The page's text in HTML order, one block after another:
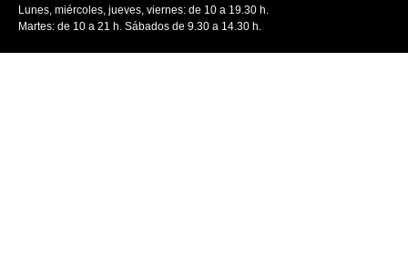
Lunes, miércoles, jueves, viernes: de 10 a 19.30 h.
Martes: de 10 a 21 h. Sábados de 9.30 a 14.30 h.